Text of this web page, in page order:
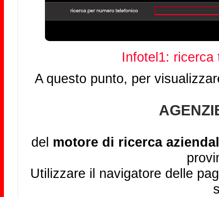
Infotel1: ricerca
A questo punto, per
del motore di ricerca
Utilizzare il navigatore delle